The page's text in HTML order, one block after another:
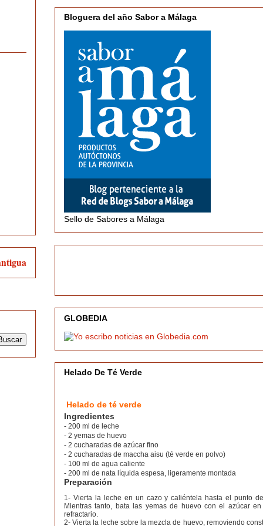
Bloguera del año Sabor a Málaga
Sello de Sabores a Málaga
GLOBEDIA
Helado De Té Verde
Helado de té verde
Ingredientes
- 200 ml de leche
- 2 yemas de huevo
- 2 cucharadas de azúcar fino
- 2 cucharadas de maccha aisu (té verde en polvo)
- 100 ml de agua caliente
- 200 ml de nata líquida espesa, ligeramente montada
Preparación
1- Vierta la leche en un cazo y caliéntela hasta el punto
Mientras tanto, bata las yemas de huevo con el azúcar
refractario.
2- Vierta la leche sobre la mezcla de huevo, removiendo